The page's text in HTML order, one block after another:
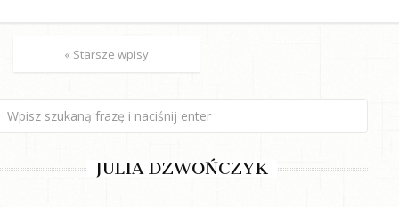
« Starsze wpisy
JULIA DZWOŃCZYK